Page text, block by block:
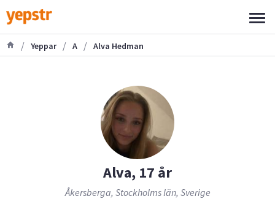
/ Yeppar / A / Alva Hedman
Alva, 17 år
Åkersberga, Stockholms län, Sverige